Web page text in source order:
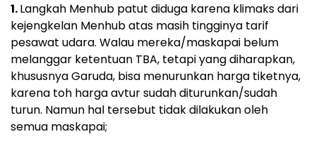
1.Langkah Menhub patut diduga karena klimaks dari
kejengkelan Menhub atas masih tingginya tarif
pesawat udara. Walau mereka/maskapai belum
melanggar ketentuan TBA, tetapi yang diharapkan,
khususnya Garuda, bisa menurunkan harga tiketnya,
karena toh harga avtur sudah diturunkan/sudah
turun. Namun hal tersebut tidak dilakukan oleh
semua maskapai;